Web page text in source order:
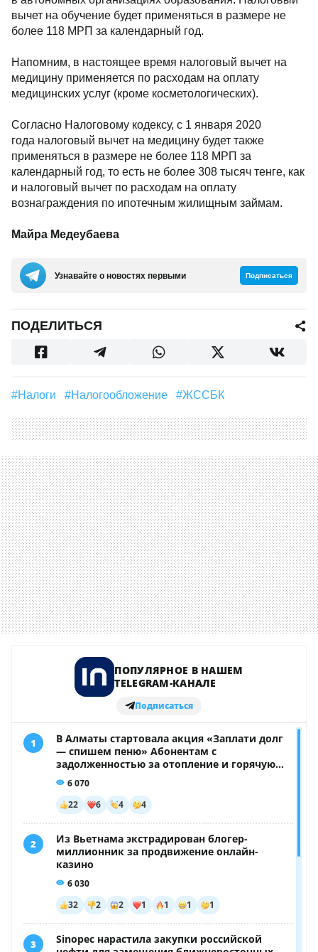
вычет на обучение будет применяться в размере не
более 118 МРП за календарный год.
Напомним, в настоящее время налоговый вычет на
медицину применяется по расходам на оплату
медицинских услуг (кроме косметологических).
Согласно Налоговому кодексу, с 1 января 2020
года налоговый вычет на медицину будет также
применяться в размере не более 118 МРП за
календарный год, то есть не более 308 тысяч тенге, как
и налоговый вычет по расходам на оплату
вознаграждения по ипотечным жилищным займам.
Майра Медеубаева
Узнавайте о новостях первыми Подписаться
ПОДЕЛИТЬСЯ
#налоги #Налогообложение #ЖССБК